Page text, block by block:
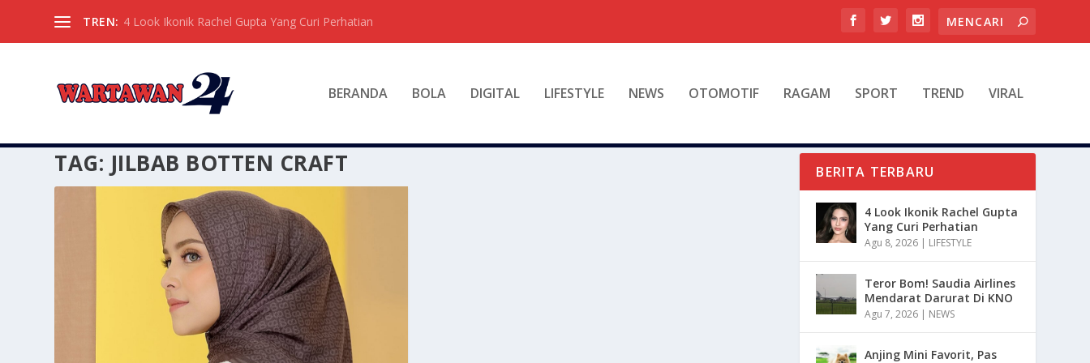
TREN: 4 Look Ikonik Rachel Gupta Yang Curi Perhatian
BERANDA BOLA DIGITAL LIFESTYLE NEWS OTOMOTIF RAGAM SPORT TREND VIRAL
TAG: JILBAB BOTTEN CRAFT BERITA TERBARU
4 Look Ikonik Rachel Gupta
Yang Curi Perhatian
Agu 8, 2026 | LIFESTYLE
Teror Bom! Saudia Airlines
Mendarat Darurat Di KNO
Agu 7, 2026 | NEWS
Anjing Mini Favorit, Pas